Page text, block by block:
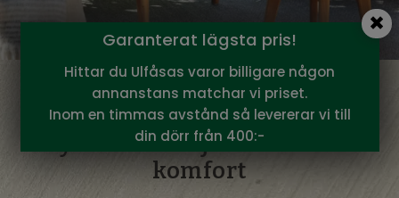
Kampanjer
Dyna till fåtölj utomhus för
komfort
Garanterat lägsta pris!
Hittar du Ulfåsas varor billigare någon
annanstans matchar vi priset.
Inom en timmas avstånd så levererar vi till
din dörr från 400:-